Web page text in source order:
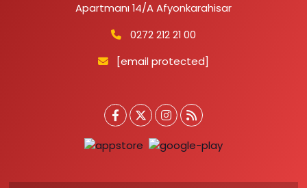
Apartmanı 14/A Afyonkarahisar
0272 212 21 00
[email protected]